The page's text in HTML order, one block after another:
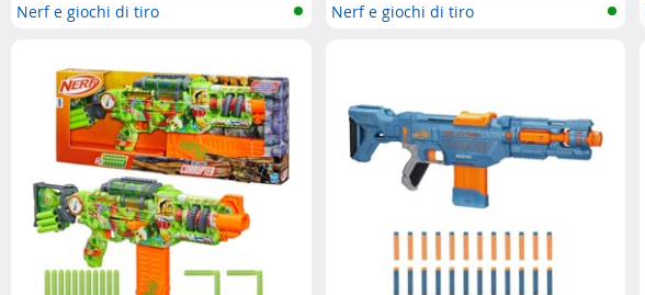
Nerf e giochi di tiro Nerf e giochi di tiro